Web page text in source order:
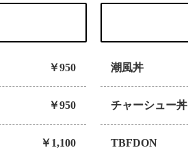
￥950
￥950
￥1,100
潮風丼
チャーシュー丼
TBFDON